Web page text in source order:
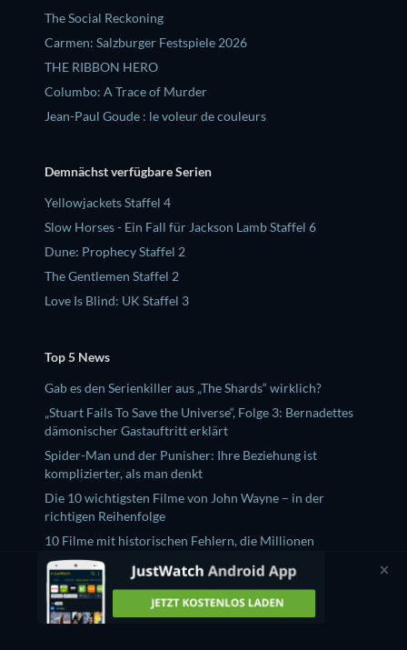
The Social Reckoning
Carmen: Salzburger Festspiele 2026
THE RIBBON HERO
Columbo: A Trace of Murder
Jean-Paul Goude : le voleur de couleurs
Demnächst verfügbare Serien
Yellowjackets Staffel 4
Slow Horses - Ein Fall für Jackson Lamb Staffel 6
Dune: Prophecy Staffel 2
The Gentlemen Staffel 2
Love Is Blind: UK Staffel 3
Top 5 News
Gab es den Serienkiller aus „The Shards“ wirklich?
„Stuart Fails To Save the Universe“, Folge 3: Bernadettes
dämonischer Gastauftritt erklärt
Spider-Man und der Punisher: Ihre Beziehung ist
komplizierter, als man denkt
Die 10 wichtigsten Filme von John Wayne – in der
richtigen Reihenfolge
10 Filme mit historischen Fehlern, die Millionen
Zuschauer für wahr hielten